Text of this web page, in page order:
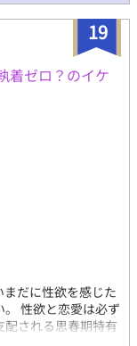
19
着ゼロ？のイケ
だに性欲を感じた
性欲と恋愛は必ず
配される思春期特有
かった。 性欲はゼ